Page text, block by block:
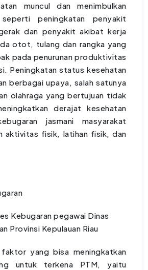
muncul dan menimbulkan
peningkatan penyakit
dan penyakit akibat kerja
otot, tulang dan rangka yang
pada penurunan produktivitas
Peningkatan status kesehatan
berbagai upaya, salah satunya
olahraga yang bertujuan tidak
derajat kesehatan
jasmani masyarakat
aktivitas fisik, latihan fisik, dan
Kebugaran pegawai Dinas
Provinsi Kepulauan Riau
yang bisa meningkatkan
untuk terkena PTM, yaitu